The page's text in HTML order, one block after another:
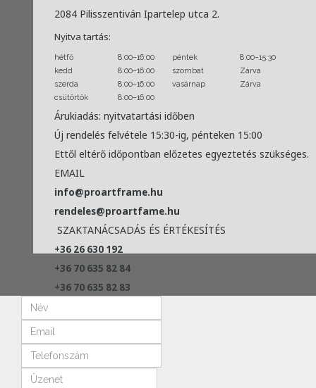
2084 Pilisszentiván Ipartelep utca 2.
Nyitva tartás:
hétfő 8:00–16:00 péntek
8:00–15:30
kedd
8:00–16:00 szombat
Zárva
szerda
8:00–16:00 vasárnap
Zárva
csütörtök
8:00–16:00
Árukiadás: nyitvatartási időben
Új rendelés felvétele 15:30-ig, pénteken 15:00
Ettől eltérő időpontban előzetes egyeztetés szükséges.
EMAIL
info@proartframe.hu
rendeles@proartfame.hu
SZAKTANÁCSADÁS ÉS ÉRTÉKESÍTÉS
+36 26 630 192
+36 70 635 82 84
+36 70 635 82 83